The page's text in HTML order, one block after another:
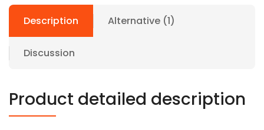
Description Alternative (1)
Discussion
Product detailed description